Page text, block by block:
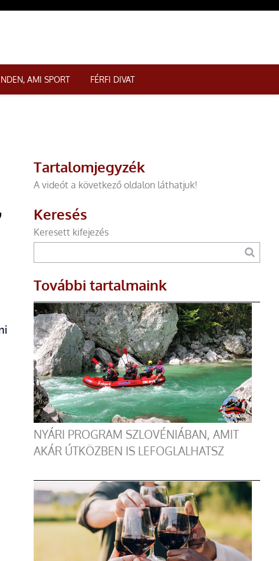
AMI SPORT FÉRFI DIVAT
Tartalomjegyzék
A videót a következő oldalon láthatjuk!
Keresés
Keresett kifejezés
További tartalmaink
NYÁRI PROGRAM SZLOVÉNIÁBAN, AMIT
AKÁR ÚTKÖZBEN IS LEFOGLALHATSZ